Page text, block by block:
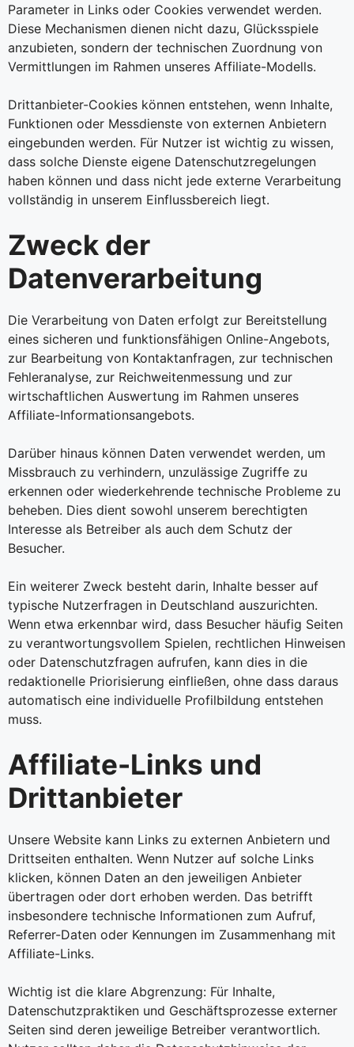
Parameter in Links oder Cookies verwendet werden.
Diese Mechanismen dienen nicht dazu, Glücksspiele
anzubieten, sondern der technischen Zuordnung von
Vermittlungen im Rahmen unseres Affiliate-Modells.
Drittanbieter-Cookies können entstehen, wenn Inhalte,
Funktionen oder Messdienste von externen Anbietern
eingebunden werden. Für Nutzer ist wichtig zu wissen,
dass solche Dienste eigene Datenschutzregelungen
haben können und dass nicht jede externe Verarbeitung
vollständig in unserem Einflussbereich liegt.
Zweck der
Datenverarbeitung
Die Verarbeitung von Daten erfolgt zur Bereitstellung
eines sicheren und funktionsfähigen Online-Angebots,
zur Bearbeitung von Kontaktanfragen, zur technischen
Fehleranalyse, zur Reichweitenmessung und zur
wirtschaftlichen Auswertung im Rahmen unseres
Affiliate-Informationsangebots.
Darüber hinaus können Daten verwendet werden, um
Missbrauch zu verhindern, unzulässige Zugriffe zu
erkennen oder wiederkehrende technische Probleme zu
beheben. Dies dient sowohl unserem berechtigten
Interesse als Betreiber als auch dem Schutz der
Besucher.
Ein weiterer Zweck besteht darin, Inhalte besser auf
typische Nutzerfragen in Deutschland auszurichten.
Wenn etwa erkennbar wird, dass Besucher häufig Seiten
zu verantwortungsvollem Spielen, rechtlichen Hinweisen
oder Datenschutzfragen aufrufen, kann dies in die
redaktionelle Priorisierung einfließen, ohne dass daraus
automatisch eine individuelle Profilbildung entstehen
muss.
Affiliate-Links und
Drittanbieter
Unsere Website kann Links zu externen Anbietern und
Drittseiten enthalten. Wenn Nutzer auf solche Links
klicken, können Daten an den jeweiligen Anbieter
übertragen oder dort erhoben werden. Das betrifft
insbesondere technische Informationen zum Aufruf,
Referrer-Daten oder Kennungen im Zusammenhang mit
Affiliate-Links.
Wichtig ist die klare Abgrenzung: Für Inhalte,
Datenschutzpraktiken und Geschäftsprozesse externer
Seiten sind deren jeweilige Betreiber verantwortlich.